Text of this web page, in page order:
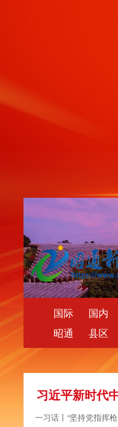
国际 国内
昭通
县区
习近平新时代
一习话丨“坚持党指挥